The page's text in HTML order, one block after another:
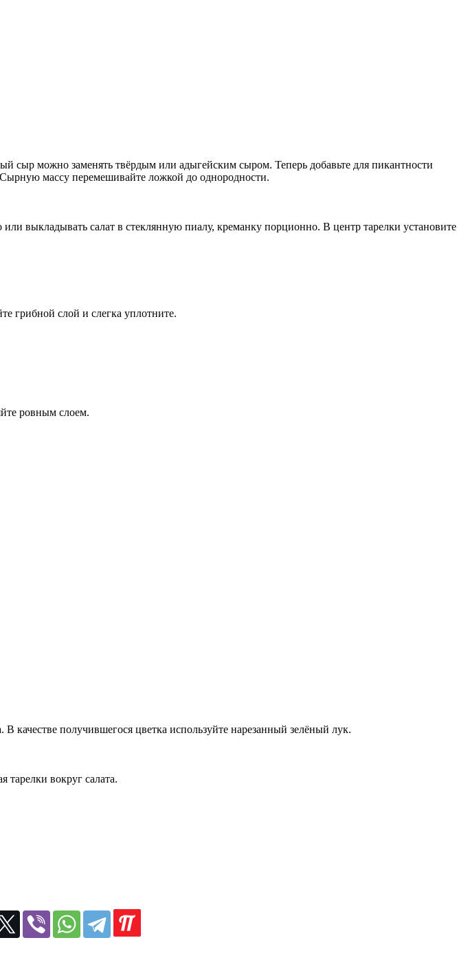
сыр можно заменять твёрдым или адыгейским сыром. Теперь добавьте для пикантности
массу перемешивайте ложкой до однородности.
выкладывать салат в стеклянную пиалу, креманку порционно. В центр тарелки установите
грибной слой и слегка уплотните.
ровным слоем.
качестве получившегося цветка используйте нарезанный зелёный лук.
тарелки вокруг салата.